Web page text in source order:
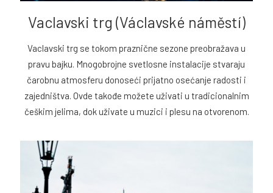
Vaclavski trg (Václavské náměstí)
Vaclavski trg se tokom praznične sezone preobražava u
pravu bajku. Mnogobrojne svetlosne instalacije stvaraju
čarobnu atmosferu donoseći prijatno osećanje radosti i
zajedništva. Ovde takođe možete uživati u tradicionalnim
češkim jelima, dok uživate u muzici i plesu na otvorenom.